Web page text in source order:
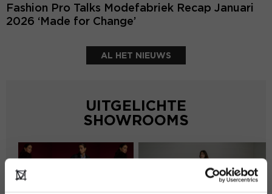
Fashion Pro Talks Modefabriek Recap Januari
2026 ‘Made for Change’
AL HET NIEUWS
UITGELICHTE
SHOWROOMS